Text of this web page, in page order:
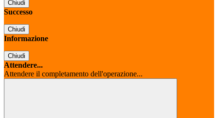
Chiudi
Successo
Chiudi
Informazione
Chiudi
Attendere...
Attendere il completamento dell'operazione...